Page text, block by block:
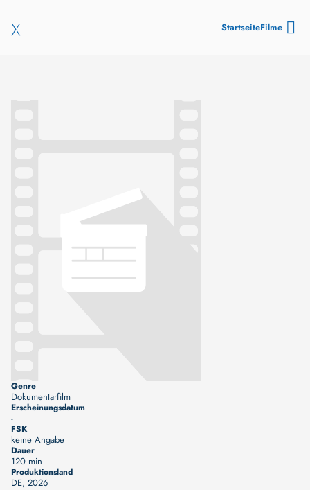
StartseiteFilme
Genre
Dokumentarfilm
Erscheinungsdatum
-
FSK
keine Angabe
Dauer
120 min
Produktionsland
DE, 2026